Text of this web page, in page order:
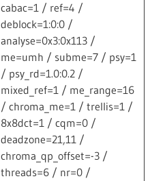
cabac=1 / ref=4 /
deblock=1:0:0 /
analyse=0x3:0x113 /
me=umh / subme=7 / psy=1
/ psy_rd=1.0:0.2 /
mixed_ref=1 / me_range=16
/ chroma_me=1 / trellis=1 /
8x8dct=1 / cqm=0 /
deadzone=21,11 /
chroma_qp_offset=-3 /
threads=6 / nr=0 /